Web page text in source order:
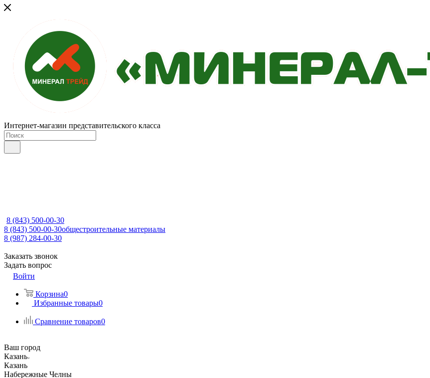
Интернет-магазин представительского класса
8 (843) 500-00-30
8 (843) 500-00-30общестроительные материалы
8 (987) 284-00-30
Заказать звонок
Задать вопрос
Войти
Корзина0
Избранные товары0
Сравнение товаров0
Ваш город
Казань
Казань
Набережные Челны